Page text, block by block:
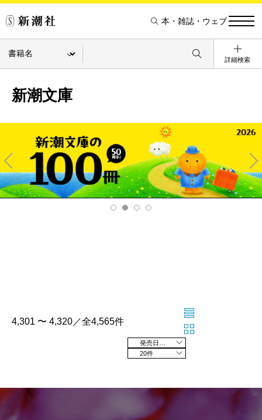
本・雑誌・ウェブ
詳細検索
新潮文庫
Pre
v
Ne
xt
4,301 〜 4,320／全4,565件
20件